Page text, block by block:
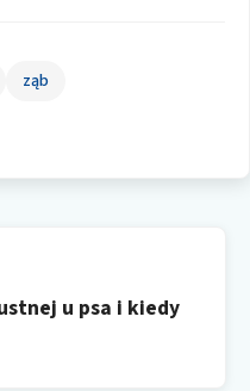
ząb
u psa i kiedy